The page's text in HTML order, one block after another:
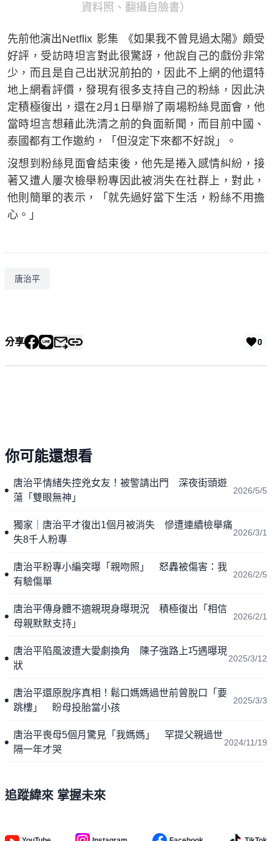
資料照、翻攝自臉書）
先前他演出Netflix 影集 《如果我不曾見過太陽》頗受
好評，受訪時坦言對此很驚訝，他說自己的戲份非常
少，而且是自己出狀況前拍的，因此不上網的他還特
地上網看評價，發現有很多支持自己的粉絲，因此決
定積極復出，還在2月1日舉辦了兩場粉絲見面會，他
當時坦言想藉此洗清之前的負面新聞，而目前中國、
泰國都有工作邀約，「但沒定下來都不好說」。
沒想到粉絲見面會結束後，他先是捲入感情糾紛，接
著又遭人屢次檢舉粉專因此被消失在社群上，對此，
他則簡單的表示，「就先過好當下生活，粉絲不用擔
心。」
唐治平
分享 0
你可能還想看
唐治平情緒失控兇女友！被警請出門 深夜街頭遊
蕩「雙眼無神」
2026/5/5
獨家｜唐治平才復出1個月被消失 慘遭連續檢舉痛
失8千人粉專
2026/3/1
唐治平粉專小編突曝「親吻照」 怒轟被傷害：我
有驗傷單
2026/2/5
唐治平傳身體不適親現身曝現況 積極復出「相信
母親默默支持」
2026/2/1
唐治平陷風波遭大愛劇換角 陳子強路上巧遇曝現
狀
2025/3/12
唐治平還原脫序真相！鬆口媽媽過世前曾脫口「要
跳樓」 盼母投胎當小孩
2025/3/3
唐治平喪母5個月驚見「我媽媽」 罕提父親過世
隔一年才哭
2024/11/19
追蹤緯來 掌握未來